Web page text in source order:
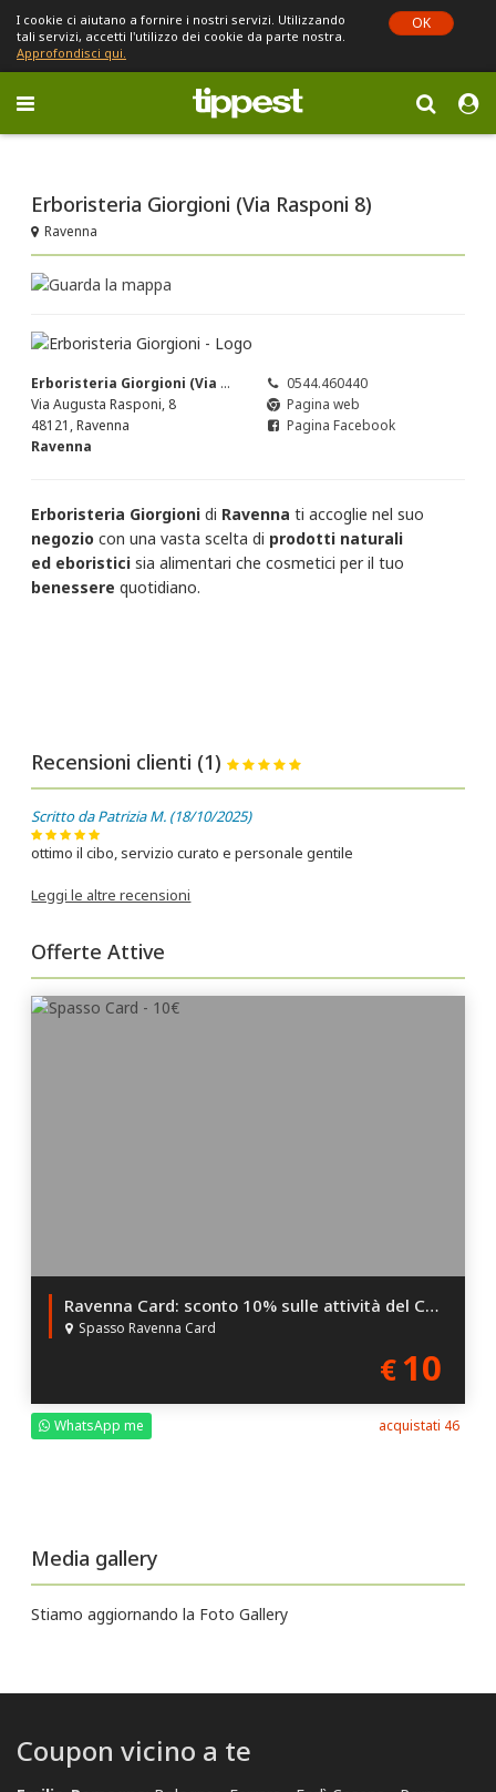
I cookie ci aiutano a fornire i nostri servizi. Utilizzando
tali servizi, accetti l'utilizzo dei cookie da parte nostra.
Approfondisci qui.
OK
Toggle
navigation
Erboristeria Giorgioni (Via Rasponi 8)
Ravenna
Erboristeria Giorgioni (Via Rasponi 8)
Via Augusta Rasponi, 8
48121, Ravenna
Ravenna
0544.460440
Pagina web
Pagina Facebook
Erboristeria Giorgioni di Ravennati accoglie nel suo
negoziocon una vasta scelta di prodotti naturali
ed eboristicisia alimentari che cosmetici per il tuo
benesserequotidiano.
Recensioni clienti (1)
Scritto da Patrizia M. (18/10/2025)
ottimo il cibo, servizio curato e personale gentile
Leggi le altre recensioni
Offerte Attive
Ravenna Card: sconto 10% sulle attività del Centro
Spasso Ravenna Card
€10
WhatsApp me acquistati 46
Media gallery
Stiamo aggiornando la Foto Gallery
Coupon vicino a te